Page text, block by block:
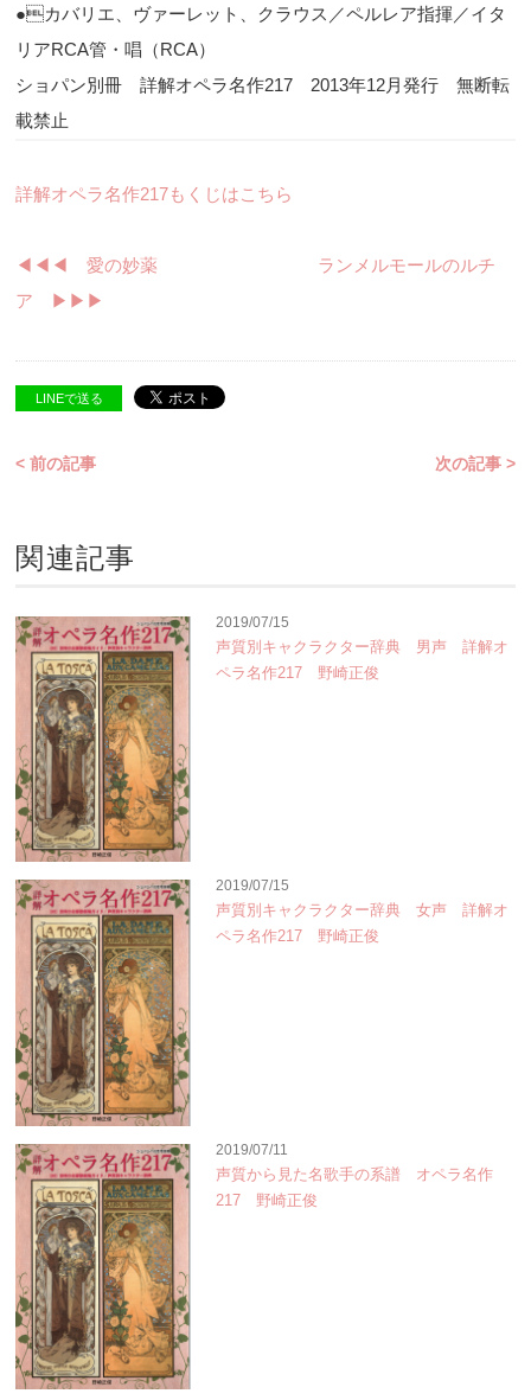
●カバリエ、ヴァーレット、クラウス／ペルレア指揮／イタ
リアRCA管・唱（RCA）
ショパン別冊 詳解オペラ名作217 2013年12月発行 無断転
載禁止
詳解オペラ名作217もくじはこちら
◀︎◀︎◀︎ 愛の妙薬
ランメルモールのルチ
ア ▶︎▶︎▶︎
LINEで送る
< 前の記事 次の記事 >
関連記事
2019/07/15
声質別キャクラクター辞典 男声 詳解オ
ペラ名作217 野崎正俊
2019/07/15
声質別キャクラクター辞典 女声 詳解オ
ペラ名作217 野崎正俊
2019/07/11
声質から見た名歌手の系譜 オペラ名作
217 野崎正俊